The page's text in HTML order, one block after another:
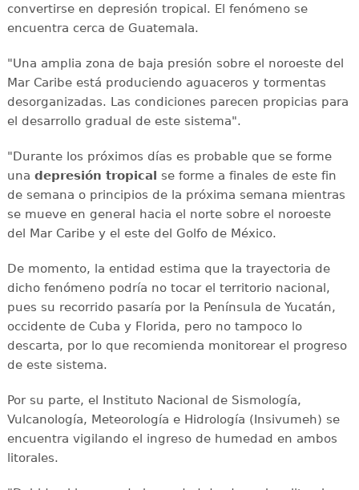
convertirse en depresión tropical. El fenómeno se
encuentra cerca de Guatemala.
"Una amplia zona de baja presión sobre el noroeste del
Mar Caribe está produciendo aguaceros y tormentas
desorganizadas. Las condiciones parecen propicias para
el desarrollo gradual de este sistema".
"Durante los próximos días es probable que se forme
una depresión tropical se forme a finales de este fin
de semana o principios de la próxima semana mientras
se mueve en general hacia el norte sobre el noroeste
del Mar Caribe y el este del Golfo de México.
De momento, la entidad estima que la trayectoria de
dicho fenómeno podría no tocar el territorio nacional,
pues su recorrido pasaría por la Península de Yucatán,
occidente de Cuba y Florida, pero no tampoco lo
descarta, por lo que recomienda monitorear el progreso
de este sistema.
Por su parte, el Instituto Nacional de Sismología,
Vulcanología, Meteorología e Hidrología (Insivumeh) se
encuentra vigilando el ingreso de humedad en ambos
litorales.